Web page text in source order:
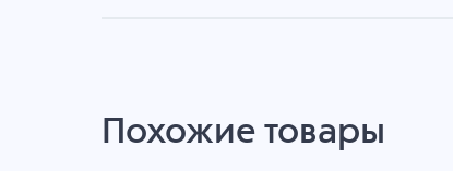
Похожие товары